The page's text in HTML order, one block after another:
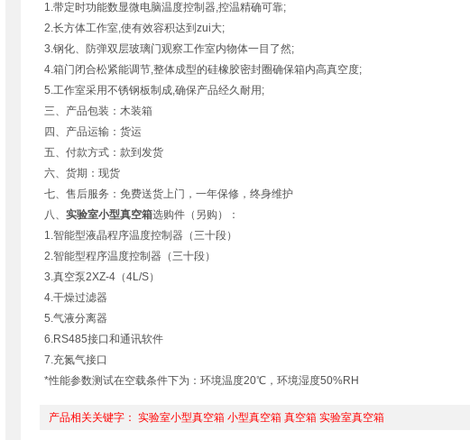
1.带定时功能数显微电脑温度控制器,控温精确可靠;
2.长方体工作室,使有效容积达到zui大;
3.钢化、防弹双层玻璃门观察工作室内物体一目了然;
4.箱门闭合松紧能调节,整体成型的硅橡胶密封圈确保箱内高真空度;
5.工作室采用不锈钢板制成,确保产品经久耐用;
三、产品包装：木装箱
四、产品运输：货运
五、付款方式：款到发货
六、货期：现货
七、售后服务：免费送货上门，一年保修，终身维护
八、 实验室小型真空箱选购件（另购）：
1.智能型液晶程序温度控制器（三十段）
2.智能型程序温度控制器（三十段）
3.真空泵2XZ-4（4L/S）
4.干燥过滤器
5.气液分离器
6.RS485接口和通讯软件
7.充氮气接口
*性能参数测试在空载条件下为：环境温度20℃，环境湿度50%RH
产品相关关键字： 实验室小型真空箱 小型真空箱 真空箱 实验室真空箱